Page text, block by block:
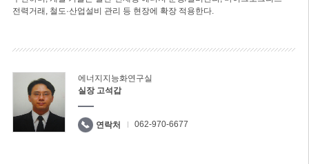
전력거래, 철도·산업설비 관리 등 현장에 확장 적용한다.
에너지지능화연구실
실장 고석갑
연락처 062-970-6677